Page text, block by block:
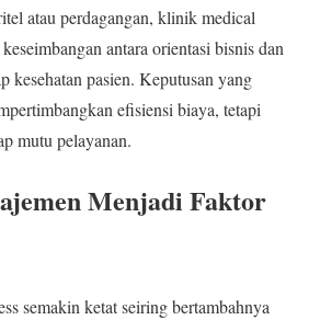
atau perdagangan, klinik medical
antara orientasi bisnis dan
kesehatan pasien. Keputusan yang
efisiensi biaya, tetapi
mutu pelayanan.
Menjadi Faktor
semakin ketat seiring bertambahnya